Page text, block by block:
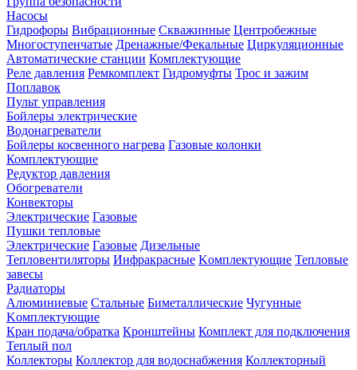
Насосы
Гидрофоры Вибрационные Скважинные Центробежные
Многоступенчатые Дренажные/Фекальные Циркуляционные
Автоматические станции Комплектующие
Реле давления Ремкомплект Гидромуфты Трос и зажим
Поплавок
Пульт управления
Бойлеры электрические
Водонагреватели
Бойлеры косвенного нагрева Газовые колонки
Комплектующие
Редуктор давления
Обогреватели
Конвекторы
Электрические Газовые
Пушки тепловые
Электрические Газовые Дизельные
Тепловентиляторы Инфракрасные Kомплектующие Тепловые
завесы
Радиаторы
Алюминиевые Стальные Биметаллические Чугунные
Kомплектующие
Кран подача/обратка Кронштейны Комплект для подключения
Теплый пол
Коллекторы Коллектор для водоснабжения Коллекторный